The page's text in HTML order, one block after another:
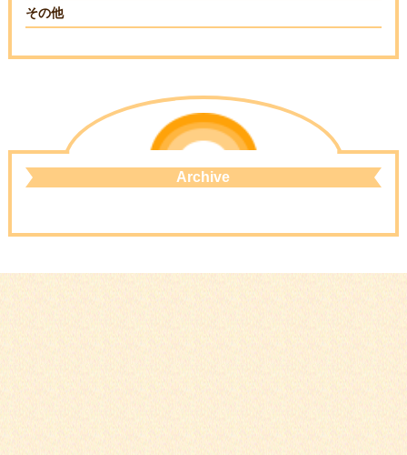
その他
Archive